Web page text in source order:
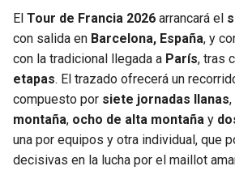
El Tour de Francia 2026 arrancará el
con salida en Barcelona, España, y
con la tradicional llegada a París, tras
etapas. El trazado ofrecerá un
compuesto por siete jornadas llanas,
montaña, ocho de alta montaña y
una por equipos y otra individual, que
decisivas en la lucha por el maillot